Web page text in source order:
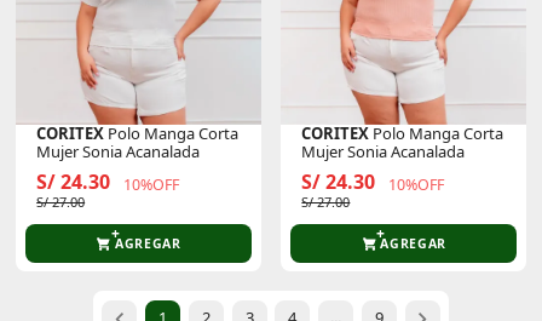
CORITEX Polo Manga Corta
Mujer Sonia Acanalada
S/ 24.30 10%OFF
S/ 27.00
AGREGAR
CORITEX Polo Manga Corta
Mujer Sonia Acanalada
S/ 24.30 10%OFF
S/ 27.00
AGREGAR